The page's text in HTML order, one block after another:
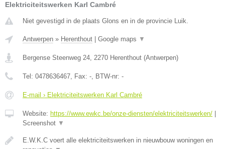
Elektriciteitswerken Karl Cambré
Niet gevestigd in de plaats Glons en in de provincie Luik.
Antwerpen » Herenthout Google maps ▼
Bergense Steenweg 24, 2270 Herenthout (Antwerpen)
Tel: 0478636467, Fax: -, BTW-nr: -
E-mail › Elektriciteitswerken Karl Cambré
Website: https://www.ewkc.be/onze-diensten/elektriciteitswerken/
Screenshot ▼
E.W.K.C voert alle elektriciteitswerken in nieuwbouw woningen en